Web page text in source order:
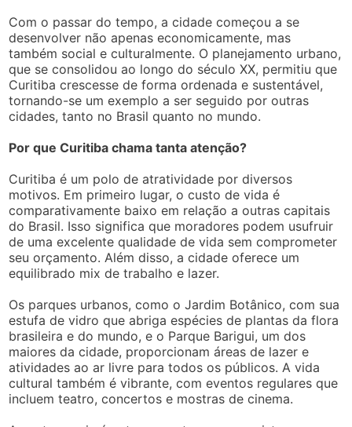
Com o passar do tempo, a cidade começou a se
desenvolver não apenas economicamente, mas
também social e culturalmente. O planejamento urbano,
que se consolidou ao longo do século XX, permitiu que
Curitiba crescesse de forma ordenada e sustentável,
tornando-se um exemplo a ser seguido por outras
cidades, tanto no Brasil quanto no mundo.
Por que Curitiba chama tanta atenção?
Curitiba é um polo de atratividade por diversos
motivos. Em primeiro lugar, o custo de vida é
comparativamente baixo em relação a outras capitais
do Brasil. Isso significa que moradores podem usufruir
de uma excelente qualidade de vida sem comprometer
seu orçamento. Além disso, a cidade oferece um
equilibrado mix de trabalho e lazer.
Os parques urbanos, como o Jardim Botânico, com sua
estufa de vidro que abriga espécies de plantas da flora
brasileira e do mundo, e o Parque Barigui, um dos
maiores da cidade, proporcionam áreas de lazer e
atividades ao ar livre para todos os públicos. A vida
cultural também é vibrante, com eventos regulares que
incluem teatro, concertos e mostras de cinema.